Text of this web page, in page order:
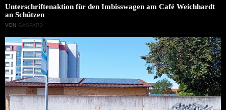
Unterschriftenaktion für den Imbisswagen am Café Weichhardt
an Schützen
VON GASPARD